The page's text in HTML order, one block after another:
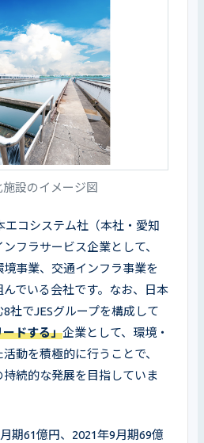
施設のイメージ図
エコシステム社（本社・愛知
フラサービス企業として、
事業、交通インフラ事業を
でいる会社です。なお、日本
社でJESグループを構成して
ドする」企業として、環境・
動を積極的に行うことで、
続的な発展を目指していま
期61億円、2021年9月期69億